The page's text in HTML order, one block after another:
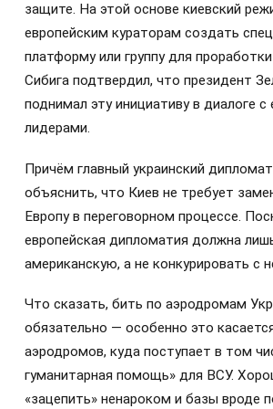
защите. На этой основе киевский
европейским кураторам создать
платформу или группу для
Сибига подтвердил, что президент
поднимал эту инициативу в диалоге с
лидерами.
Причём главный украинский
объяснить, что Киев не требует
Европу в переговорном процессе.
европейская дипломатия должна
американскую, а не конкурировать с
Что сказать, бить по аэродромам
обязательно — особенно это
аэродромов, куда поступает в том
гуманитарная помощь» для ВСУ.
«зацепить» ненароком и базы вроде